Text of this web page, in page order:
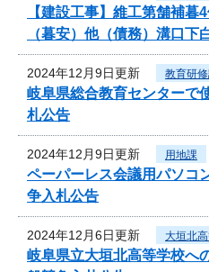
【建設工事】維工第舗補暮
（暮安）他（債務）溝口下
2024年12月9日更新 教育研
岐阜県総合教育センターで
札公告
2024年12月9日更新 用地課
ペーパーレス会議用パソコ
争入札公告
2024年12月6日更新 大垣北
岐阜県立大垣北高等学校へ